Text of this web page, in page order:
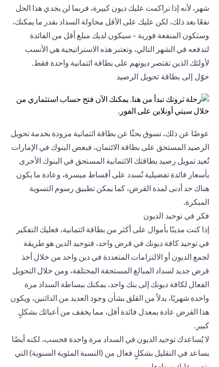
شهر، لأنه إذا تراكمت عليك ديون كبيرة، فربما لن يجدي هذا الحل
نفعًا بعد ذلك، لكن عليك على الأقل محاولة السداد بقدر ما يمكنك،
وستكون المنفعة فورية - سيكون لديك مبلغ أقل من الفائدة
لتدفعه في الشهر التالي، وتعتبر هذه الاستراتيجية هي الأنسب
لأولئك الذين تقتصر ديونهم على بطاقة ائتمانية واحدة فقط.
حوّل إلى بطاقة تحويل الرصيد
عوضًا عن ذلك، تسوق بحثًا عن بطاقة ائتمانية مزودة بخدمة تحويل
الرصيد المستحق على بطاقة الائتمان، فبعض البنوك في الإمارات
تُعيد تمويل رصيد بطاقتك الائتمانية المستحق في البنوك الأخرى
بأسعار فائدة تفضيلية تُسدد على أقساط ميسرة، وعادة ما يكون
هناك حد أدنى لمدة القرض، كما يمكن تطبيق رسوم التسوية
المبكرة.
فكر في توحيد الديون
إذا كنت مدينًا بأموال على أكثر من بطاقة ائتمانية، فعليك التفكير
في توحيد كافة ديونك في قرض واحد، فتوحيد الدين هو طريقة
لجمع الديون أو الالتزامات المتعددة في دين واحد من خلال أخذ
قرض جديد لسداد المبالغ المستحقة المختلفة، ومن خلال التحويل
الفعال لكافة ديونك إلى بنك واحد، يمكنك ببساطة السداد مرة
واحدة شهريًا، بدلاً من القلق بشأن وجود العديد من الدائنين، ويكون
هذا القرض عادة بمعدل فائدة أقل، مما يخفف من أعبائك بشكلٍ
كبير.
لا يُساعدك توحيد الديون في السداد مرة واحدة فحسب، لكنه أيضًا
يساعد في التقليل بشكلٍ فعال من (النسبة المئوية السنوية) التي